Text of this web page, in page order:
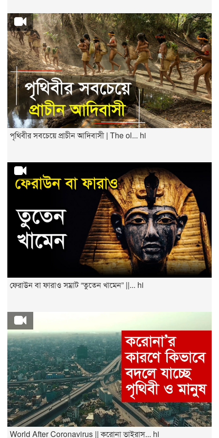
পৃথিবীর সবচেয়ে প্রাচীন আদিবাসী | The ol... hi
ফেরাউন বা ফারাও সম্রাট “তুতেন খামেন” ||... hi
World After Coronavirus || করোনা ভাইরাস... hi